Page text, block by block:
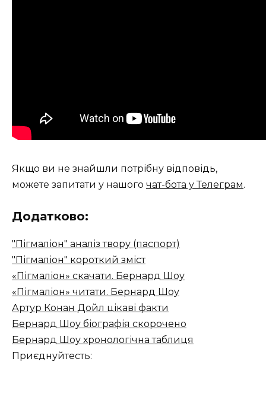
Якщо ви не знайшли потрібну відповідь,
можете запитати у нашого чат-бота у Телеграм.
Додатково:
"Пігмаліон" аналіз твору (паспорт)
"Пігмаліон" короткий зміст
«Пігмаліон» скачати. Бернард Шоу
«Пігмаліон» читати. Бернард Шоу
Артур Конан Дойл цікаві факти
Бернард Шоу біографія скорочено
Бернард Шоу хронологічна таблиця
Приєднуйтесть: